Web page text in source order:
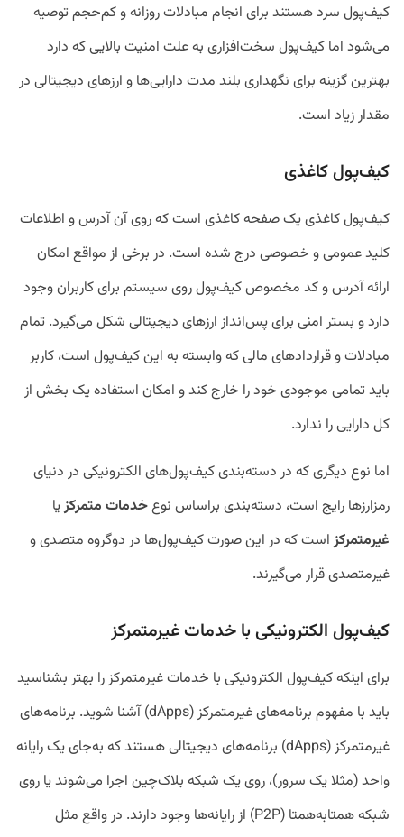
کیف‌پول سرد هستند برای انجام مبادلات روزانه و کم‌حجم توصیه
می‌شود اما کیف‌پول سخت‌افزاری به علت امنیت بالایی که دارد
بهترین گزینه برای نگهداری بلند مدت دارایی‌ها و ارزهای دیجیتالی در
مقدار زیاد است.
کیف‌پول کاغذی
کیف‌پول کاغذی یک صفحه کاغذی است که روی آن آدرس و اطلاعات
کلید عمومی و خصوصی درج شده است. در برخی از مواقع امکان
ارائه آدرس و کد مخصوص کیف‌پول روی سیستم برای کاربران وجود
دارد و بستر امنی برای پس‌انداز ارزهای دیجیتالی شکل می‌گیرد. تمام
مبادلات و قراردادهای مالی که وابسته به این کیف‌پول است، کاربر
باید تمامی موجودی خود را خارج کند و امکان استفاده یک بخش از
کل دارایی را ندارد.
اما نوع دیگری که در دسته‌بندی کیف‌پول‌های الکترونیکی در دنیای
رمزارزها رایج است، دسته‌بندی براساس نوعخدمات متمرکزیا
غیرمتمرکزاست که در این صورت کیف‌پول‌ها در دوگروه متصدی و
غیرمتصدی قرار می‌گیرند.
کیف‌پول الکترونیکی با خدمات غیرمتمرکز
برای اینکه کیف‌پول الکترونیکی با خدمات غیرمتمرکز را بهتر بشناسید
باید با مفهوم برنامه‌های غیرمتمرکز (dApps) آشنا شوید. برنامه‌های
غیرمتمرکز (dApps) برنامه‌های دیجیتالی هستند که به‌جای یک رایانه
واحد (مثلا یک سرور)، روی یک شبکه بلاک‌چین اجرا می‌شوند یا روی
شبکه همتا‌به‌همتا (P2P) از رایانه‌ها وجود دارند. در واقع مثل